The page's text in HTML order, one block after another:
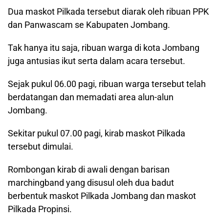
Dua maskot Pilkada tersebut diarak oleh ribuan PPK
dan Panwascam se Kabupaten Jombang.
Tak hanya itu saja, ribuan warga di kota Jombang
juga antusias ikut serta dalam acara tersebut.
Sejak pukul 06.00 pagi, ribuan warga tersebut telah
berdatangan dan memadati area alun-alun
Jombang.
Sekitar pukul 07.00 pagi, kirab maskot Pilkada
tersebut dimulai.
Rombongan kirab di awali dengan barisan
marchingband yang disusul oleh dua badut
berbentuk maskot Pilkada Jombang dan maskot
Pilkada Propinsi.